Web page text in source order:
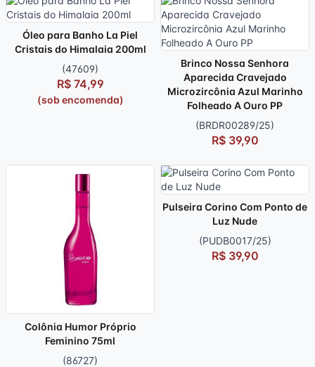
Óleo para Banho La Piel
Cristais do Himalaia 200ml
(47609)
R$ 74,99
(sob encomenda)
Brinco Nossa Senhora
Aparecida Cravejado
Microzircônia Azul Marinho
Folheado A Ouro PP
(BRDR00289/25)
R$ 39,90
Colônia Humor Próprio
Feminino 75ml
(86727)
Pulseira Corino Com Ponto de
Luz Nude
(PUDB0017/25)
R$ 39,90